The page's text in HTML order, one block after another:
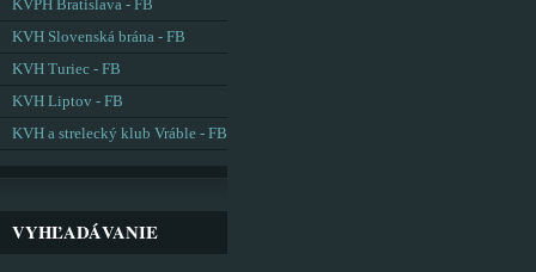
KVPH Bratislava - FB
KVH Slovenská brána - FB
KVH Turiec - FB
KVH Liptov - FB
KVH a strelecký klub Vráble - FB
VYHĽADÁVANIE